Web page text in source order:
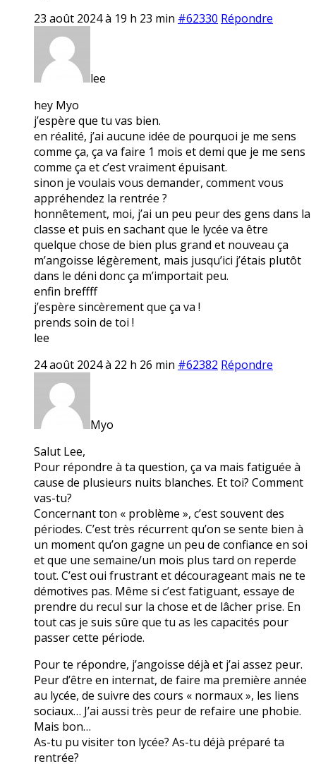
23 août 2024 à 19 h 23 min #62330 Répondre
lee
hey Myo
j’espère que tu vas bien.
en réalité, j’ai aucune idée de pourquoi je me sens
comme ça, ça va faire 1 mois et demi que je me sens
comme ça et c’est vraiment épuisant.
sinon je voulais vous demander, comment vous
appréhendez la rentrée ?
honnêtement, moi, j’ai un peu peur des gens dans la
classe et puis en sachant que le lycée va être
quelque chose de bien plus grand et nouveau ça
m’angoisse légèrement, mais jusqu’ici j’étais plutôt
dans le déni donc ça m’importait peu.
enfin breffff
j’espère sincèrement que ça va !
prends soin de toi !
lee
24 août 2024 à 22 h 26 min #62382 Répondre
Myo
Salut Lee,
Pour répondre à ta question, ça va mais fatiguée à
cause de plusieurs nuits blanches. Et toi? Comment
vas-tu?
Concernant ton « problème », c’est souvent des
périodes. C’est très récurrent qu’on se sente bien à
un moment qu’on gagne un peu de confiance en soi
et que une semaine/un mois plus tard on reperde
tout. C’est oui frustrant et décourageant mais ne te
démotives pas. Même si c’est fatiguant, essaye de
prendre du recul sur la chose et de lâcher prise. En
tout cas je suis sûre que tu as les capacités pour
passer cette période.
Pour te répondre, j’angoisse déjà et j’ai assez peur.
Peur d’être en internat, de faire ma première année
au lycée, de suivre des cours « normaux », les liens
sociaux… J’ai aussi très peur de refaire une phobie.
Mais bon…
As-tu pu visiter ton lycée? As-tu déjà préparé ta
rentrée?